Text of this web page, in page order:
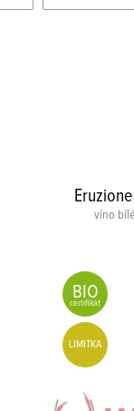
víno
BIO
certifikát
LIMITKA